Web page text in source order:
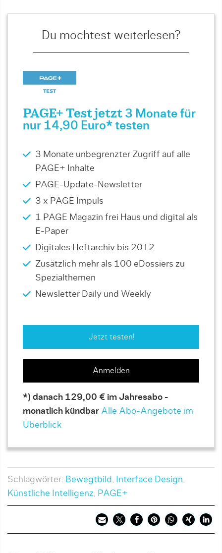
Du möchtest weiterlesen?
PAGE+ Test jetzt 3 Monate für
nur 14,90 Euro* testen
3 Monate unbegrenzter Zugriff auf alle
PAGE+ Inhalte
PAGE-Update-Newsletter
3 x PAGE Impuls
1 PAGE Magazin frei Haus und digital als
E-Paper
Digitales Heftarchiv bis 2012
Zusätzlich mehr als 100 eDossiers zu
Spezialthemen
Newsletter Daily und Weekly
Jetzt testen!
Anmelden
*) danach 129,00 € im Jahresabo -
monatlich kündbar Alle Abo-Angebote im
Überblick
Schlagwörter: Bewegtbild, Interface Design,
Künstliche Intelligenz, PAGE+